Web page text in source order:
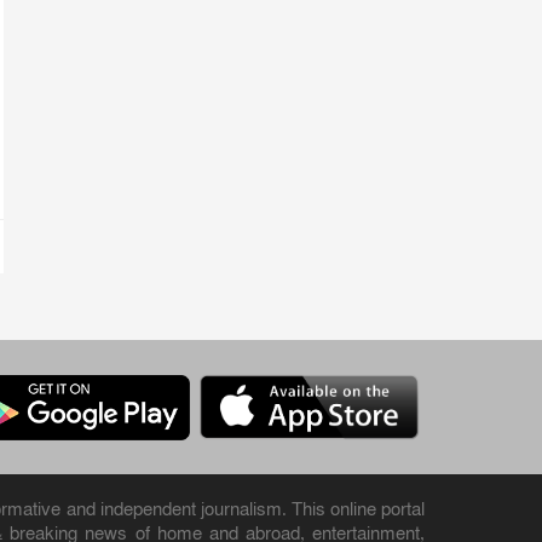
and independent journalism. This online portal
news of home and abroad, entertainment,